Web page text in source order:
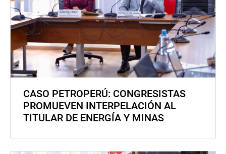
CASO PETROPERÚ: CONGRESISTAS
PROMUEVEN INTERPELACIÓN AL
TITULAR DE ENERGÍA Y MINAS